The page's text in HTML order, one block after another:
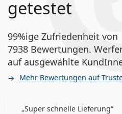
getestet
99%ige Zufriedenheit von
7938 Bewertungen.
auf ausgewählte
Mehr Bewertungen auf
Super schnelle Lieferung